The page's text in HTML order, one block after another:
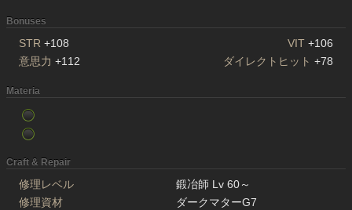
Bonuses
STR +108 VIT +106
意思力 +112 ダイレクトヒット +78
Materia
Craft & Repair
修理レベル
鍛冶師 Lv 60～
修理資材
ダークマターG7